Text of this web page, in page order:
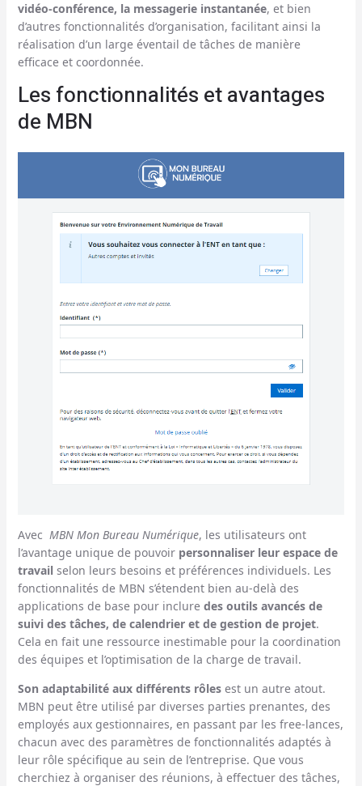
vidéo-conférence, la messagerie instantanée, et bien
d’autres fonctionnalités d’organisation, facilitant ainsi la
réalisation d’un large éventail de tâches de manière
efficace et coordonnée.
Les fonctionnalités et avantages
de MBN
Avec MBN Mon Bureau Numérique, les utilisateurs ont
l’avantage unique de pouvoir personnaliser leur espace de
travailselon leurs besoins et préférences individuels. Les
fonctionnalités de MBN s’étendent bien au-delà des
applications de base pour inclure des outils avancés de
suivi des tâches, de calendrier et de gestion de projet.
Cela en fait une ressource inestimable pour la coordination
des équipes et l’optimisation de la charge de travail.
Son adaptabilité aux différents rôlesest un autre atout.
MBN peut être utilisé par diverses parties prenantes, des
employés aux gestionnaires, en passant par les free-lances,
chacun avec des paramètres de fonctionnalités adaptés à
leur rôle spécifique au sein de l’entreprise. Que vous
cherchiez à organiser des réunions, à effectuer des tâches,